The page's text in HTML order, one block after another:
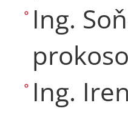
Ing.
Ing.